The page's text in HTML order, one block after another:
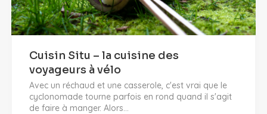
Cuisin Situ – la cuisine des
voyageurs à vélo
Avec un réchaud et une casserole, c'est vrai que le
cyclonomade tourne parfois en rond quand il s'agit
de faire à manger. Alors...